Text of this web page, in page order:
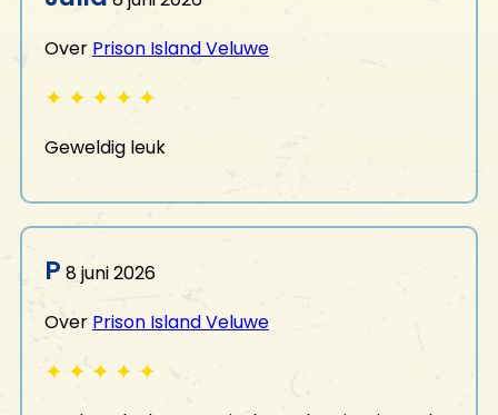
Over Prison Island Veluwe
✦ ✦ ✦ ✦ ✦
Geweldig leuk
P 8 juni 2026
Over Prison Island Veluwe
✦ ✦ ✦ ✦ ✦